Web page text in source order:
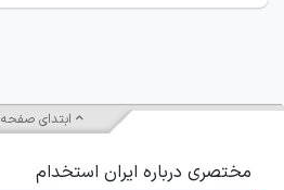
ابتدای صفحه
مختصری درباره ایران استخدام